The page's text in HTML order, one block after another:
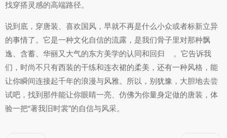
找穿搭灵感的高端路径。
说到底，穿唐装、喜欢国风，早就不再是什么小众或者标新立异
的事情了。它是一种文化自信的流露，是我们骨子里对那种飘
逸、含蓄、华丽又大气的东方美学的认同和回归
。它告诉我
们，时尚不只有西装的干练和连衣裙的柔美，还有一种风格，能
让你瞬间连接起千年的浪漫与风雅。所以，别犹豫，大胆地去尝
试吧，找到那件能让你眼睛一亮、仿佛为你量身定做的唐装，体
验一把“著我旧时裳”的自信与风采。